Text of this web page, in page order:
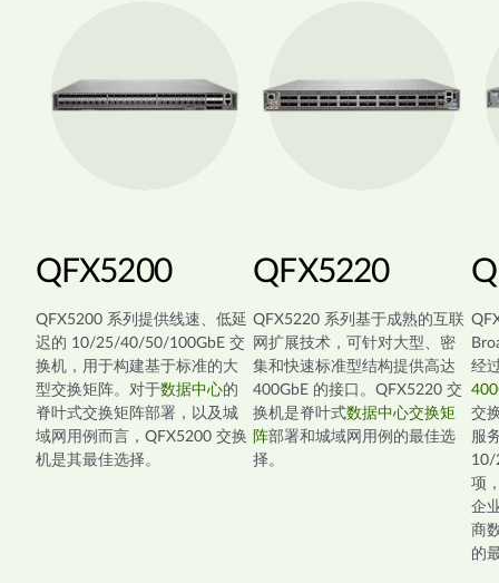
QFX5200
QFX5200 系列提供线速、低延
迟的 10/25/40/50/100GbE 交
换机，用于构建基于标准的大
型交换矩阵。对于数据中心的
脊叶式交换矩阵部署，以及城
域网用例而言，QFX5200 交换
机是其最佳选择。
QFX5220
QFX5220 系列基于成熟的互联
网扩展技术，可针对大型、密
集和快速标准型结构提供高达
400GbE 的接口。QFX5220 交
换机是脊叶式数据中心交换矩
阵部署和城域网用例的最佳选
择。
经
交
服
10/
项
企
商
的